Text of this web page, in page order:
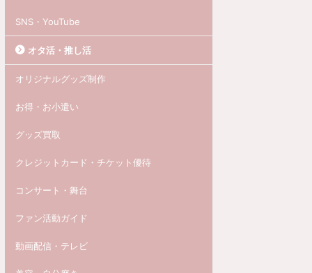
SNS・YouTube
オタ活・推し活
オリジナルグッズ制作
お得・お小遣い
グッズ買取
クレジットカード・チケット優待
コンサート・舞台
ファン活動ガイド
動画配信・テレビ